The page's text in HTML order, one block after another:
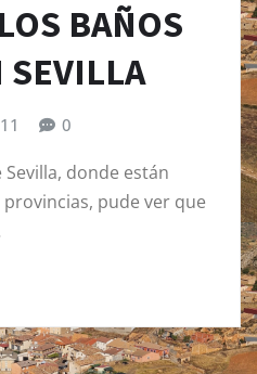
BAÑOS
SEVILLA
0
Sevilla, donde están
pude ver que